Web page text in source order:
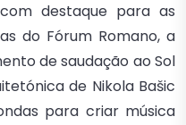
destaque para as
do Fórum Romano, a
de saudação ao Sol
de Nikola Bašic
para criar música